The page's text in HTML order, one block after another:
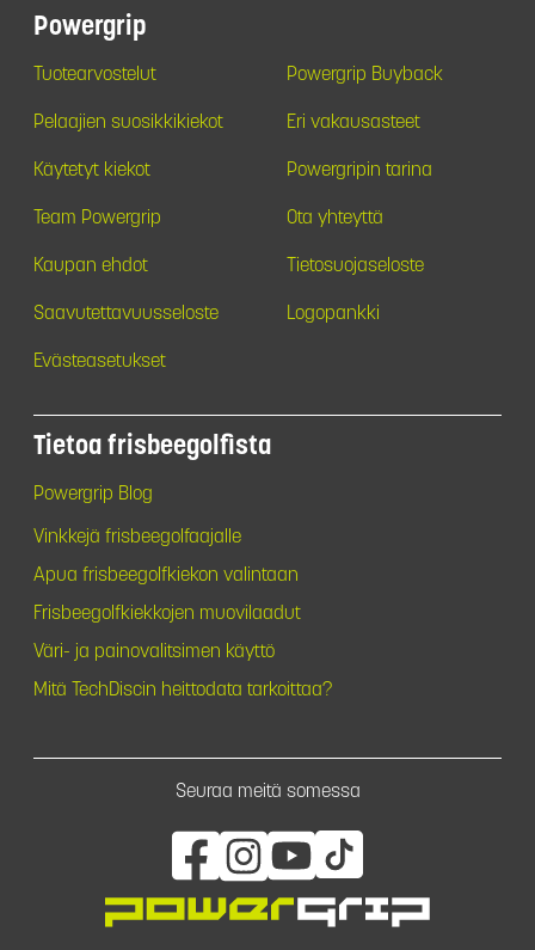
Powergrip
Tuotearvostelut Powergrip Buyback
Pelaajien suosikkikiekot Eri vakausasteet
Käytetyt kiekot Powergripin tarina
Team Powergrip Ota yhteyttä
Kaupan ehdot Tietosuojaseloste
Saavutettavuusseloste Logopankki
Evästeasetukset
Tietoa frisbeegolfista
Powergrip Blog
Vinkkejä frisbeegolfaajalle
Apua frisbeegolfkiekon valintaan
Frisbeegolfkiekkojen muovilaadut
Väri- ja painovalitsimen käyttö
Mitä TechDiscin heittodata tarkoittaa?
Seuraa meitä somessa